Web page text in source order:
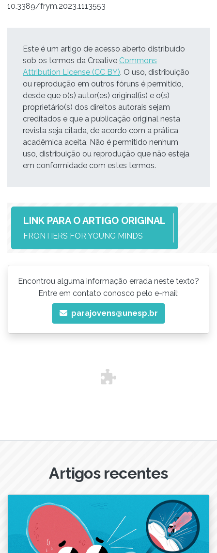
10.3389/frym.2023.1113553
Este é um artigo de acesso aberto distribuído
sob os termos da Creative Commons
Attribution License (CC BY). O uso, distribuição
ou reprodução em outros fóruns é permitido,
desde que o(s) autor(es) original(is) e o(s)
proprietário(s) dos direitos autorais sejam
creditados e que a publicação original nesta
revista seja citada, de acordo com a prática
acadêmica aceita. Não é permitido nenhum
uso, distribuição ou reprodução que não esteja
em conformidade com estes termos.
LINK PARA O ARTIGO ORIGINAL
FRONTIERS FOR YOUNG MINDS
Encontrou alguma informação errada neste texto?
Entre em contato conosco pelo e-mail:
parajovens@unesp.br
Artigos recentes